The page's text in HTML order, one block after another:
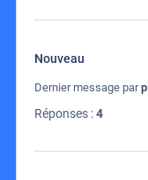
Nouveau
Dernier message par
Réponses :4